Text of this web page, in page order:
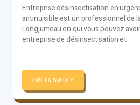
Entreprise désinsectisation en
antinuisible est un professionnel de
Longjumeau en qui vous pouvez
entreprise de désinsectisation et
LIRE LA SUITE »